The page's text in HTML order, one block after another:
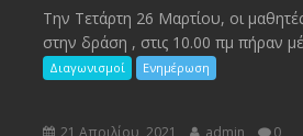
Την Τετάρτη 26 Μαρτίου, οι
στην δράση , στις 10.00 πμ πήραν
Διαγωνισμοί Ενημέρωση
21 Απριλίου, 2021 admin 0